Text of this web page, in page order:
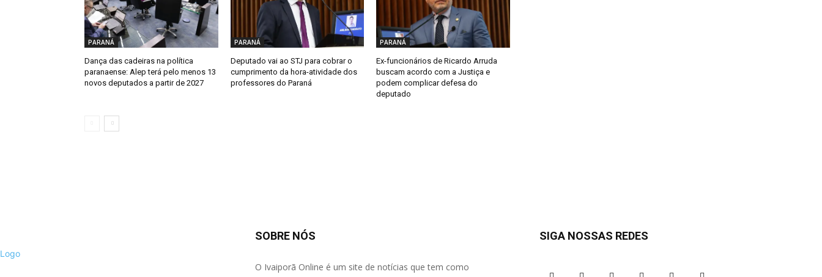
PARANÁ
Dança das cadeiras na política
paranaense: Alep terá pelo menos 13
novos deputados a partir de 2027
PARANÁ
Deputado vai ao STJ para cobrar o
cumprimento da hora-atividade dos
professores do Paraná
PARANÁ
Ex-funcionários de Ricardo Arruda
buscam acordo com a Justiça e
podem complicar defesa do
deputado
SOBRE NÓS
O Ivaiporã Online é um site de notícias que tem como
SIGA NOSSAS REDES